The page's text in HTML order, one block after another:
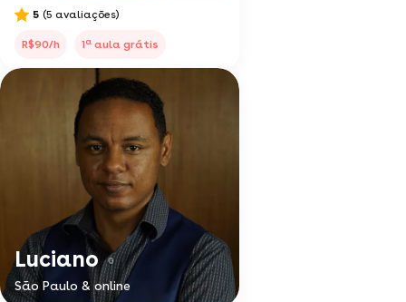
5 (5 avaliações)
R$90/h 1a aula grátis
Luciano
São Paulo & online